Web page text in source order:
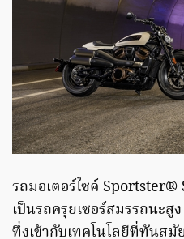
รถมอเตอร์ไซค์
เป็นรถครุยเซอร์สมรรถนะ
ทึ่งเข้ากับเทคโนโลยีที่ทันส